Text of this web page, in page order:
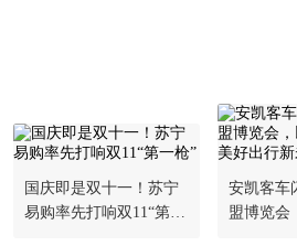
国庆即是双十一！苏宁
易购率先打响双11“第一
安凯客
盟博览会